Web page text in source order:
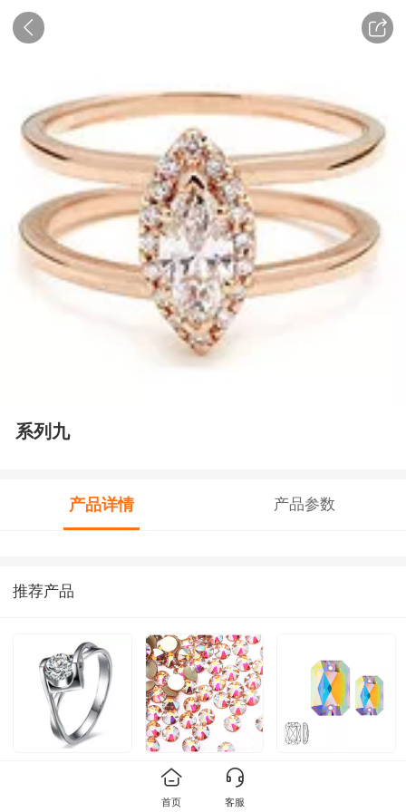
系列九
产品详情 产品参数
推荐产品
127ab light peach
ab
首页 客服